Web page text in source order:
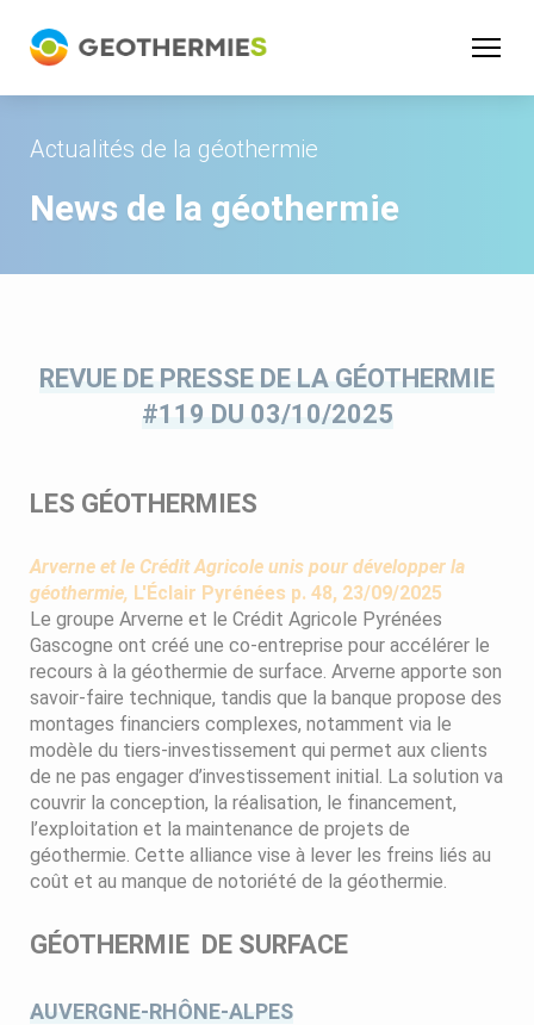
Actualités de la géothermie
News de la géothermie
REVUE DE PRESSE DE LA GÉOTHERMIE
#119 DU 03/10/2025
LES GÉOTHERMIES
Arverne et le Crédit Agricole unis pour développer la
géothermie, L'Éclair Pyrénées p. 48, 23/09/2025
Le groupe Arverne et le Crédit Agricole Pyrénées
Gascogne ont créé une co-entreprise pour accélérer le
recours à la géothermie de surface. Arverne apporte son
savoir-faire technique, tandis que la banque propose des
montages financiers complexes, notamment via le
modèle du tiers-investissement qui permet aux clients
de ne pas engager d’investissement initial. La solution va
couvrir la conception, la réalisation, le financement,
l’exploitation et la maintenance de projets de
géothermie. Cette alliance vise à lever les freins liés au
coût et au manque de notoriété de la géothermie.
GÉOTHERMIE DE SURFACE
AUVERGNE-RHÔNE-ALPES